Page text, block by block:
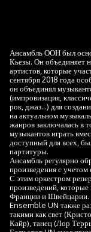
Ансамбль ООН был
Кьезы. Он объединяет
артистов, которые
сентября 2018 года
он объединял
(импровизация,
рок, джаз...) для
на актуальном
жанров заключалась в
музыкантов играть
доступный для всех,
партитуры.
Ансамбль регулярно
произведения с учетом
С этим оркестром
произведений,
Франции и Швейцарии.
Ensemble UN также
такими как свет
Кайр), танец (Лор